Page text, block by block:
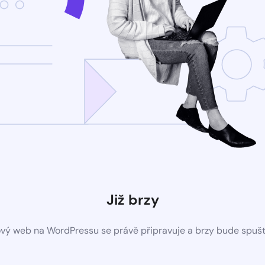
Již brzy
web na WordPressu se právě připravuje a brzy bude